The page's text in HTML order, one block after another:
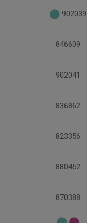
902039
846609
902041
836862
823356
880452
870388